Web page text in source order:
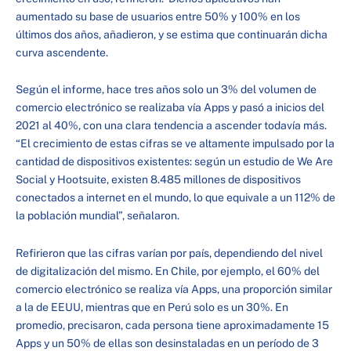
aumentado su base de usuarios entre 50% y 100% en los
últimos dos años, añadieron, y se estima que continuarán dicha
curva ascendente.
Según el informe, hace tres años solo un 3% del volumen de
comercio electrónico se realizaba vía Apps y pasó a inicios del
2021 al 40%, con una clara tendencia a ascender todavía más.
“El crecimiento de estas cifras se ve altamente impulsado por la
cantidad de dispositivos existentes: según un estudio de We Are
Social y Hootsuite, existen 8.485 millones de dispositivos
conectados a internet en el mundo, lo que equivale a un 112% de
la población mundial”, señalaron.
Refirieron que las cifras varían por país, dependiendo del nivel
de digitalización del mismo. En Chile, por ejemplo, el 60% del
comercio electrónico se realiza vía Apps, una proporción similar
a la de EEUU, mientras que en Perú solo es un 30%. En
promedio, precisaron, cada persona tiene aproximadamente 15
Apps y un 50% de ellas son desinstaladas en un período de 3